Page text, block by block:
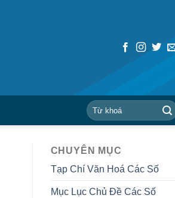
CHUYÊN MỤC
Tạp Chí Văn Hoá Các Số
Mục Lục Chủ Đề Các Số